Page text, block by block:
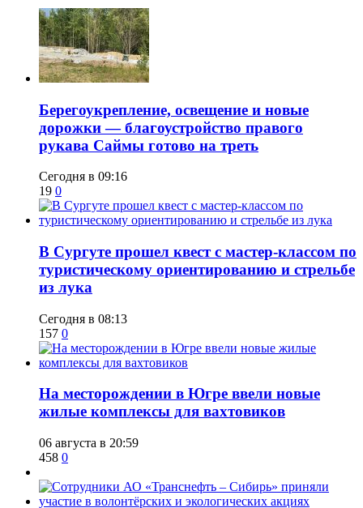
Берегоукрепление, освещение и новые
дорожки — благоустройство правого
рукава Саймы готово на треть
Сегодня в 09:16
19 0
В Сургуте прошел квест с мастер-классом по
туристическому ориентированию и стрельбе
из лука
Сегодня в 08:13
157 0
​На месторождении в Югре ввели новые
жилые комплексы для вахтовиков
06 августа в 20:59
458 0